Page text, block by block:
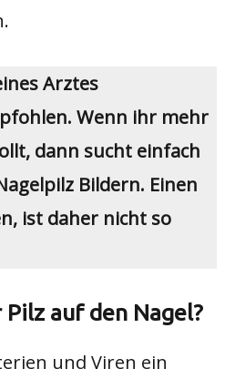
Arztes
Wenn ihr mehr
dann sucht einfach
Bildern. Einen
ist daher nicht so
auf den Nagel?
und Viren ein